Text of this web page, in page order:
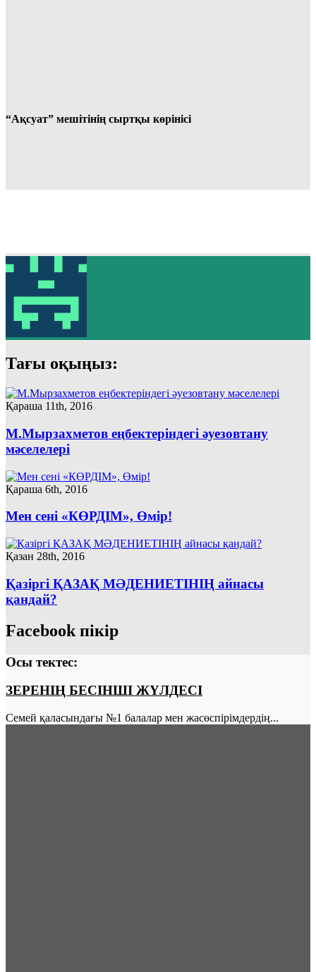
“Ақсуат” мешітінің сыртқы көрінісі
Тағы оқыңыз:
Қараша 11th, 2016
М.Мырзахметов еңбектеріндегі әуезовтану
мәселелері
Қараша 6th, 2016
Мен сені «КӨРДІМ», Өмір!
Қазан 28th, 2016
Қазіргі ҚАЗАҚ МӘДЕНИЕТIНIҢ айнасы
қандай?
Facebook пікір
Осы тектес:
ЗЕРЕНІҢ БЕСІНШІ ЖҮЛДЕСІ
Семей қаласындағы №1 балалар мен жасөспірімдердің...